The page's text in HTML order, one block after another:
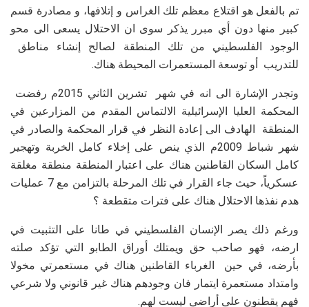
تم بالفعل هو اقتلاع معظم تلك الغراس و إتلافها، و مصادرة قسم
كبير منها دون أي مبرر يذكر سوى ان الاحتلال يسعى الى محو
الوجود الفلسطيني من تلك المنطقة لصالح إنشاء مناطق
للتدريب أو توسعة المستعمرات المحيطة هناك.
وتجدر الإشارة الى انه في شهر تشرين الثاني 2015م رفضت
المحكمة العليا الإسرائيلية الالتماس المقدم من المزارعين في
المنطقة الهادف الى إعادة النظر في قرار المحكمة والصادر في
شهر شباط 2009م الذي ينص على إخلاء كامل الخربة وتهجير
كامل السكان القاطنين هناك على اعتبار المنطقة منطقة مغلقة
عسكرياً، حيث جاء القرار في تلك المرحلة بالتزامن مع 7 عمليات
هدم نفذها الاحتلال هناك على فترات متقطعة ؟
ورغم ذلك يصر الإنسان الفلسطيني في طانا على التثبيت في
ارضه، فهو صاحب حق ويمتلك أوراق الطابو التي تؤكد صلته
بأرضه، في حين الغرباء القاطنين هناك في مستعمرتي مخولا
وامتداد مستعمرة ايتمار فان وجودهم هناك غير قانوني ولا شرعي
فهم يقطنون على أراضي ليست لهم.